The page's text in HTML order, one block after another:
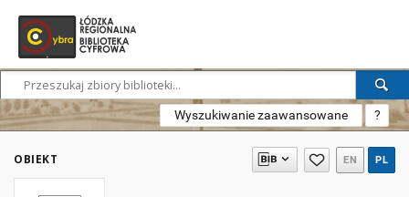
Wyszukiwanie zaawansowane ?
OBIEKT EN PL